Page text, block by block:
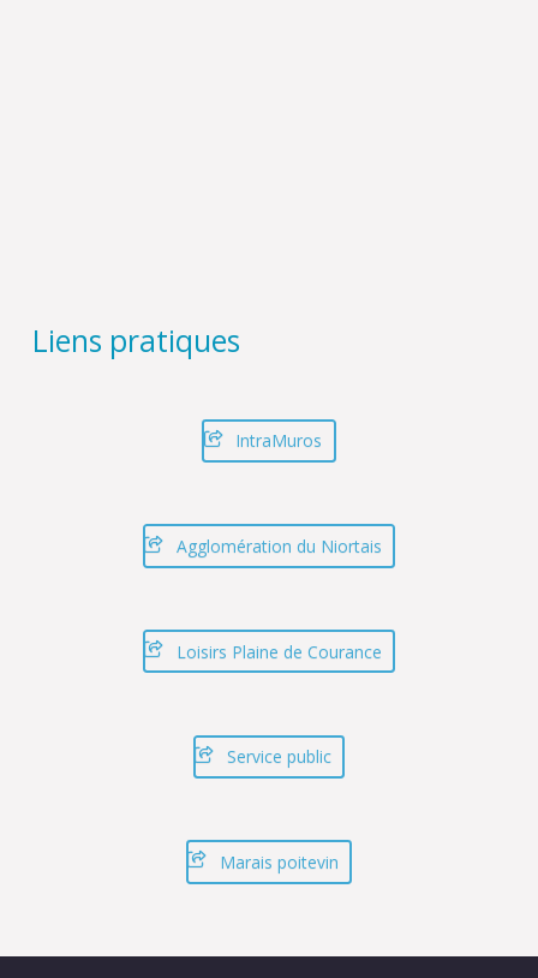
Liens pratiques
IntraMuros
Agglomération du Niortais
Loisirs Plaine de Courance
Service public
Marais poitevin